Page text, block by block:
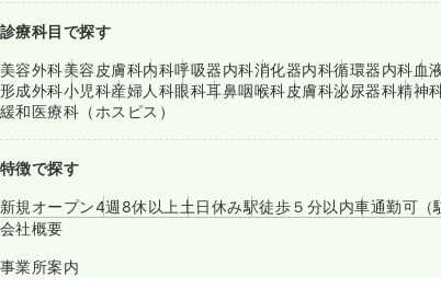
診療科目で探す
美容外科美容皮膚科内科呼吸器内科消化器内科循環器内科血
形成外科小児科産婦人科眼科耳鼻咽喉科皮膚科泌尿器科精神
緩和医療科（ホスピス）
特徴で探す
新規オープン4週8休以上土日休み駅徒歩５分以内車通勤可（
会社概要
事業所案内